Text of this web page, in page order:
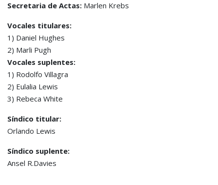
Secretaria de Actas: Marlen Krebs
Vocales titulares:
1) Daniel Hughes
2) Marli Pugh
Vocales suplentes:
1) Rodolfo Villagra
2) Eulalia Lewis
3) Rebeca White
Síndico titular:
Orlando Lewis
Síndico suplente:
Ansel R.Davies